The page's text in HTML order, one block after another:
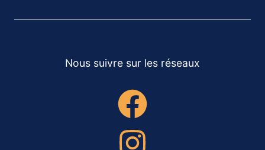
Nous suivre sur les réseaux